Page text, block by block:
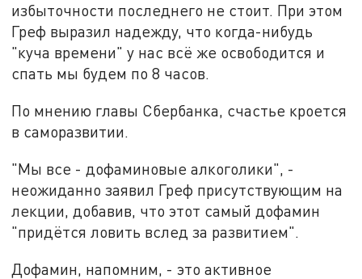
избыточности последнего не стоит. При этом
Греф выразил надежду, что когда-нибудь
"куча времени" у нас всё же освободится и
спать мы будем по 8 часов.
По мнению главы Сбербанка, счастье кроется
в саморазвитии.
"Мы все - дофаминовые алкоголики", -
неожиданно заявил Греф присутствующим на
лекции, добавив, что этот самый дофамин
"придётся ловить вслед за развитием".
Дофамин, напомним, - это активное